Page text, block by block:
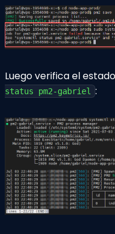
Luego verifica el
status pm2-gabriel
: